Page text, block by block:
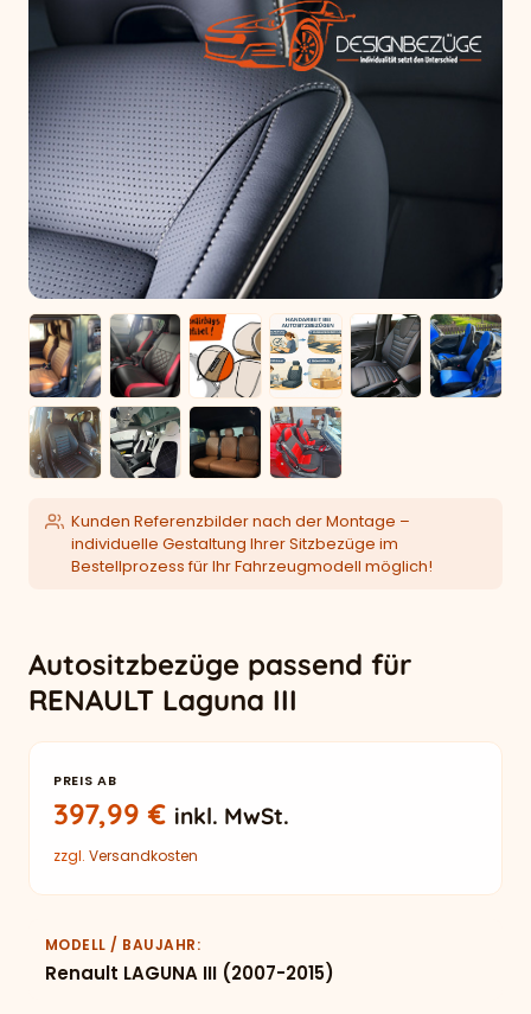
Kunden Referenzbilder nach der Montage –
individuelle Gestaltung Ihrer Sitzbezüge im
Bestellprozess für Ihr Fahrzeugmodell möglich!
Autositzbezüge passend für
RENAULT Laguna III
PREIS AB
397,99€ inkl. MwSt.
zzgl. Versandkosten
MODELL / BAUJAHR
Renault LAGUNA III (2007-2015)